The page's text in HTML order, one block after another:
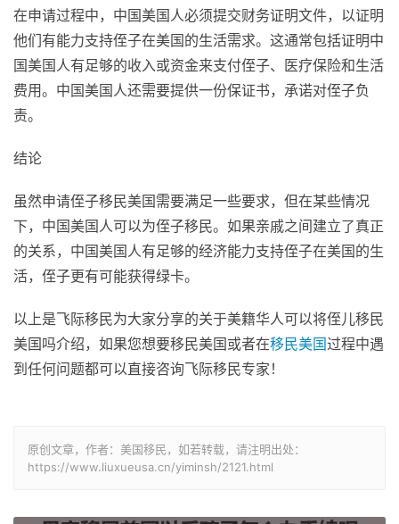
在申请过程中，中国美国人必须提交财务证明文件，以证明
他们有能力支持侄子在美国的生活需求。这通常包括证明中
国美国人有足够的收入或资金来支付侄子、医疗保险和生活
费用。中国美国人还需要提供一份保证书，承诺对侄子负
责。
结论
虽然申请侄子移民美国需要满足一些要求，但在某些情况
下，中国美国人可以为侄子移民。如果亲戚之间建立了真正
的关系，中国美国人有足够的经济能力支持侄子在美国的生
活，侄子更有可能获得绿卡。
以上是飞际移民为大家分享的关于美籍华人可以将侄儿移民
美国吗介绍，如果您想要移民美国或者在移民美国过程中遇
到任何问题都可以直接咨询飞际移民专家！
原创文章，作者：美国移民，如若转载，请注明出处：
https://www.liuxueusa.cn/yiminsh/2121.html